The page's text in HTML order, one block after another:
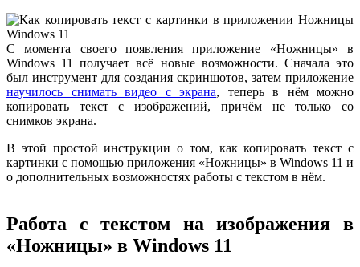
С момента своего появления приложение «Ножницы» в
Windows 11 получает всё новые возможности. Сначала это
был инструмент для создания скриншотов, затем приложение
научилось снимать видео с экрана, теперь в нём можно
копировать текст с изображений, причём не только со
снимков экрана.
В этой простой инструкции о том, как копировать текст с
картинки с помощью приложения «Ножницы» в Windows 11 и
о дополнительных возможностях работы с текстом в нём.
Работа с текстом на изображения в
«Ножницы» в Windows 11